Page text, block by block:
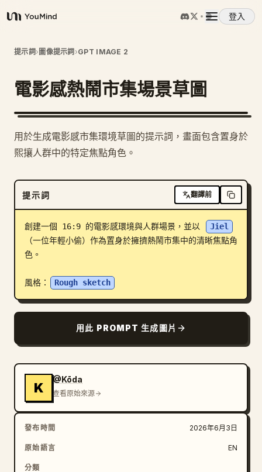
YouMind
登入
概覽
使用案例
定價
下載
部落格
更新
提示詞› 圖像提示詞 ›GPT IMAGE 2
電影感熱鬧市集場景草圖
用於生成電影感市集環境草圖的提示詞，畫面包含置身於
熙攘人群中的特定焦點角色。
提示詞 翻譯前
創建一個 16:9 的電影感環境與人群場景，並以
Jiel
（一位年輕小偷）作為置身於擁擠熱鬧市集中的清晰焦點角
色。
風格： Rough sketch
用此 PROMPT 生成圖片
K
@Kōda
查看原始來源
發布時間 2026年6月3日
原始語言 EN
分類